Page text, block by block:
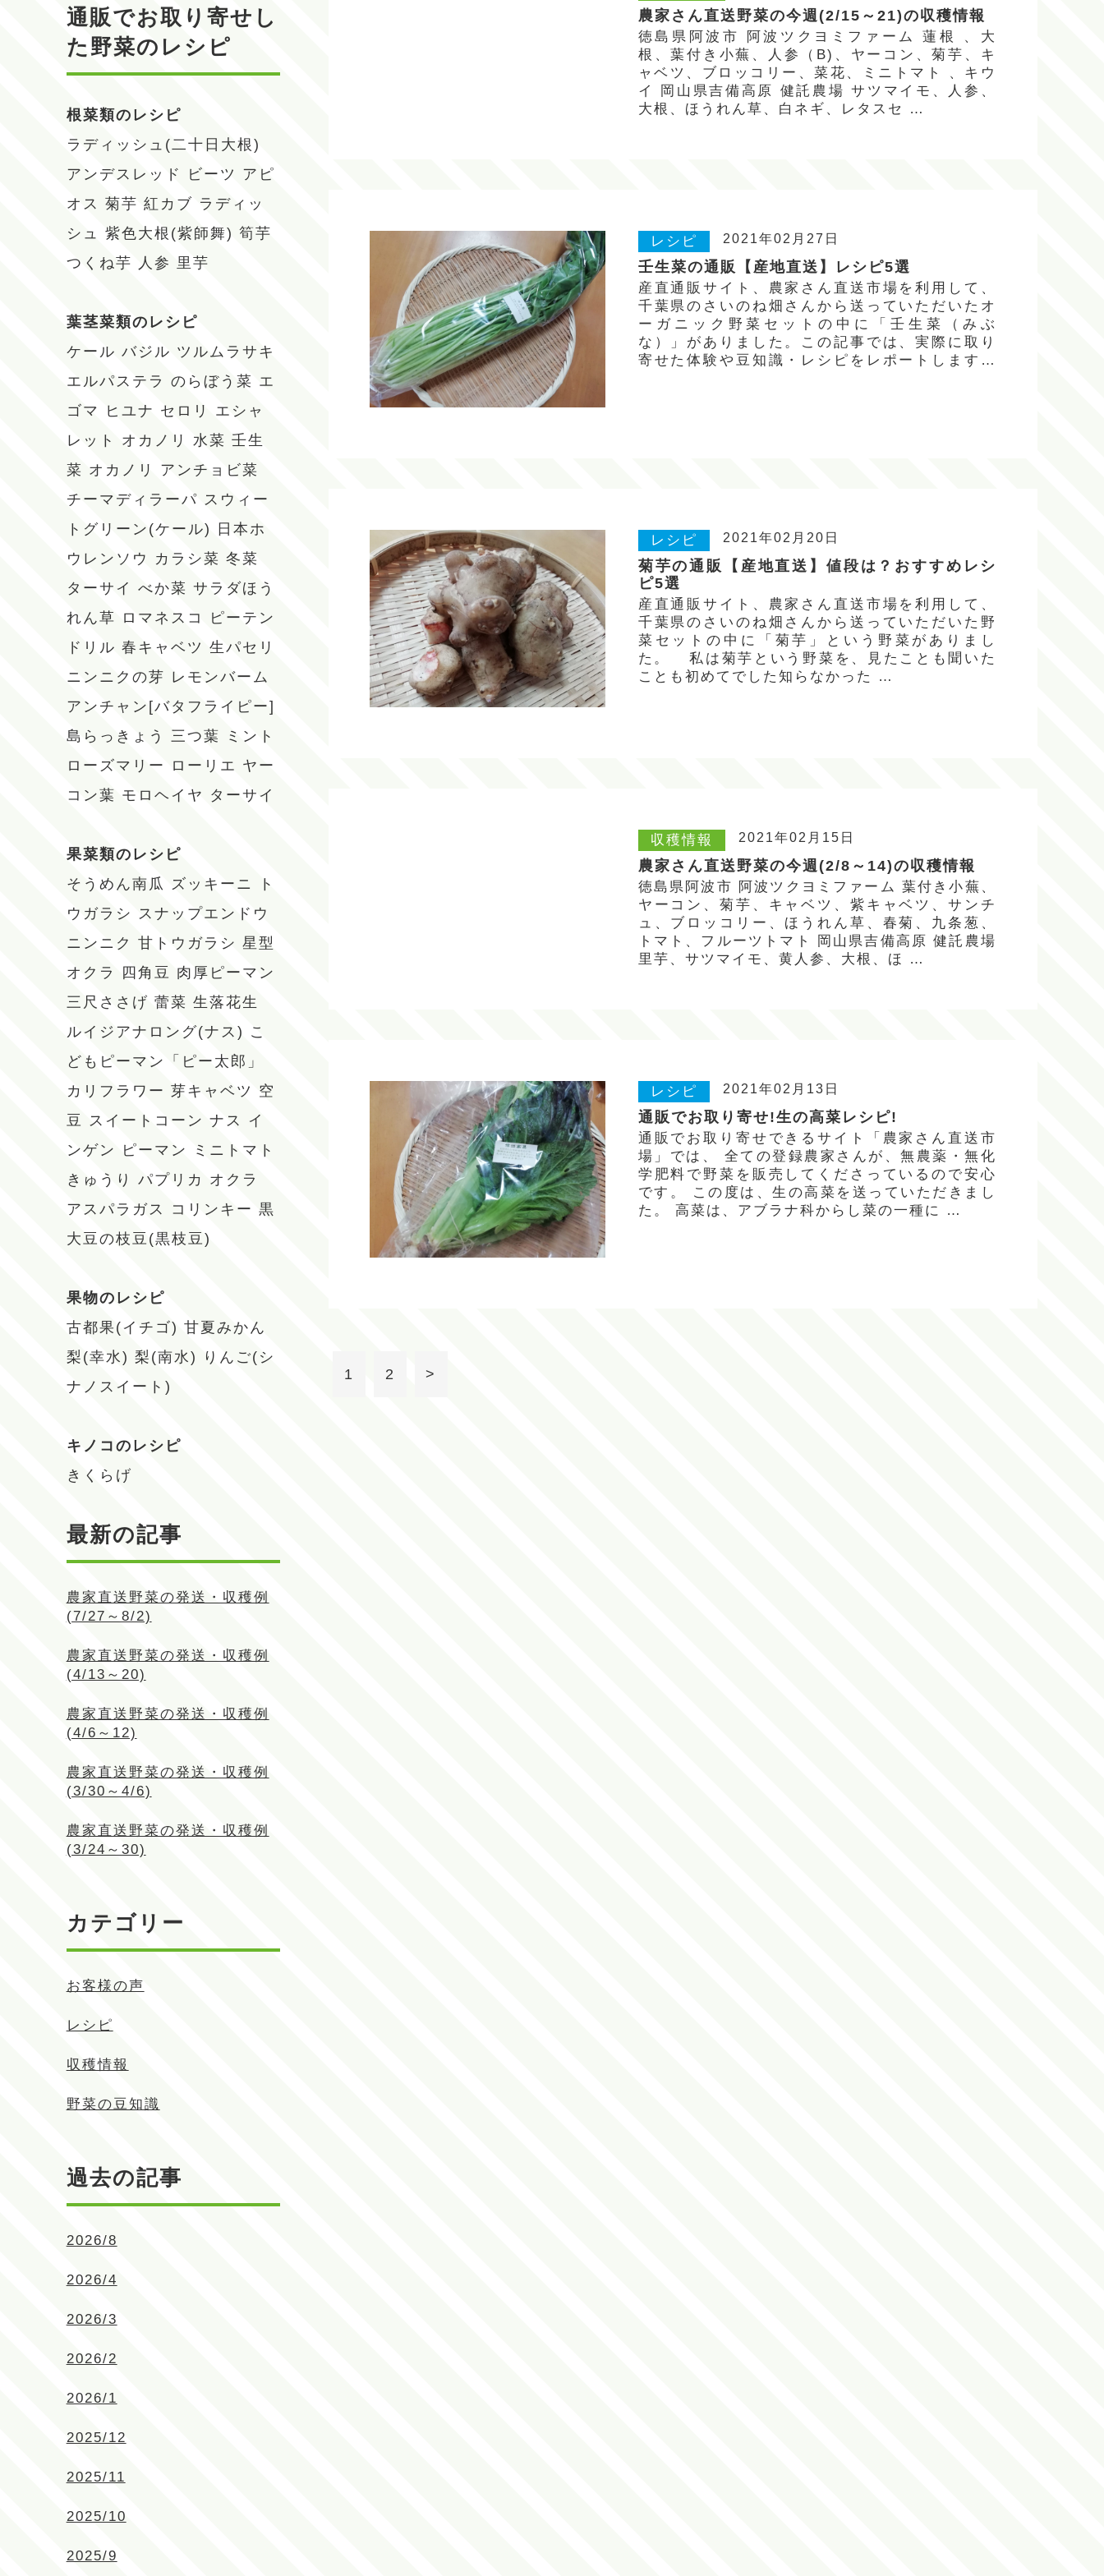
通販でお取り寄せし
た野菜のレシピ
根菜類のレシピ
ラディッシュ(二十日大根)
アンデスレッド
ビーツ アピ
オス 菊芋 紅カブ ラディッ
シュ 紫色大根(紫師舞) 筍芋
つくね芋 人参 里芋
葉茎菜類のレシピ
ケール バジル ツルムラサキ
エルパステラ のらぼう菜 エ
ゴマ
ヒユナ セロリ
エシャ
レット
オカノリ 水菜 壬生
菜 オカノリ
アンチョビ菜
チーマディラーパ スウィー
トグリーン(ケール)
日本ホ
ウレンソウ
カラシ菜 冬菜
ターサイ べか菜 サラダほう
れん草 ロマネスコ
ピーテン
ドリル 春キャベツ 生パセリ
ニンニクの芽 レモンバーム
アンチャン[バタフライピー]
島らっきょう
三つ葉
ミント
ローズマリー
ローリエ ヤー
コン葉 モロヘイヤ ターサイ
果菜類のレシピ
そうめん南瓜 ズッキーニ
ト
ウガラシ スナップエンドウ
ニンニク 甘トウガラシ 星型
オクラ
四角豆 肉厚ピーマン
三尺ささげ 蕾菜 生落花生
ルイジアナロング(ナス) こ
どもピーマン「ピー太郎」
カリフラワー 芽キャベツ 空
豆 スイートコーン ナス
イ
ンゲン
ピーマン
ミニトマト
きゅうり
パプリカ オクラ
アスパラガス
コリンキー 黒
大豆の枝豆(黒枝豆)
果物のレシピ
古都果(イチゴ) 甘夏みかん
梨(幸水) 梨(南水)
りんご(シ
ナノスイート)
キノコのレシピ
きくらげ
最新の記事
農家直送野菜の発送・収穫例
(7/27～8/2)
農家直送野菜の発送・収穫例
(4/13～20)
農家直送野菜の発送・収穫例
(4/6～12)
農家直送野菜の発送・収穫例
(3/30～4/6)
農家直送野菜の発送・収穫例
(3/24～30)
カテゴリー
お客様の声
レシピ
収穫情報
野菜の豆知識
過去の記事
2026/8
2026/4
2026/3
2026/2
2026/1
2025/12
2025/11
2025/10
2025/9
農家さん直送野菜の今週(2/15～21)の収穫情報
徳島県阿波市 阿波ツクヨミファーム 蓮根 、大
根、葉付き小蕪、人参（B)、ヤーコン、菊芋、キ
ャベツ、ブロッコリー、菜花、ミニトマト 、キウ
イ 岡山県吉備高原 健託農場 サツマイモ、人参、
大根、ほうれん草、白ネギ、レタスセ …
レシピ 2021年02月27日
壬生菜の通販【産地直送】レシピ5選
産直通販サイト、農家さん直送市場を利用して、
千葉県のさいのね畑さんから送っていただいたオ
ーガニック野菜セットの中に「壬生菜（みぶ
な）」がありました。この記事では、実際に取り
寄せた体験や豆知識・レシピをレポートします。
レシピ 2021年02月20日
菊芋の通販【産地直送】値段は？おすすめレシ
ピ5選
産直通販サイト、農家さん直送市場を利用して、
千葉県のさいのね畑さんから送っていただいた野
菜セットの中に「菊芋」という野菜がありまし
た。 私は菊芋という野菜を、見たことも聞いた
ことも初めてでした知らなかった …
収穫情報 2021年02月15日
農家さん直送野菜の今週(2/8～14)の収穫情報
徳島県阿波市 阿波ツクヨミファーム 葉付き小蕪、
ヤーコン、菊芋、キャベツ、紫キャベツ、サンチ
ュ、ブロッコリー、ほうれん草、春菊、九条葱、
トマト、フルーツトマト 岡山県吉備高原 健託農場
里芋、サツマイモ、黄人参、大根、ほ …
レシピ 2021年02月13日
通販でお取り寄せ!生の高菜レシピ!
通販でお取り寄せできるサイト「農家さん直送市
場」では、 全ての登録農家さんが、無農薬・無化
学肥料で野菜を販売してくださっているので安心
です。 この度は、生の高菜を送っていただきまし
た。 高菜は、アブラナ科からし菜の一種に …
1 2 >